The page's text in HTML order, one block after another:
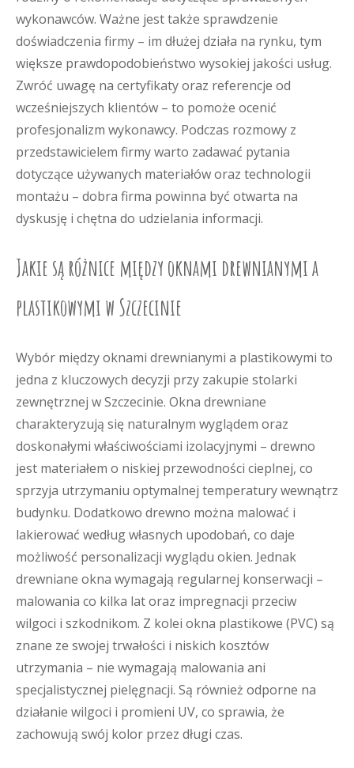
wykonawców. Ważne jest także sprawdzenie
doświadczenia firmy – im dłużej działa na rynku, tym
większe prawdopodobieństwo wysokiej jakości usług.
Zwróć uwagę na certyfikaty oraz referencje od
wcześniejszych klientów – to pomoże ocenić
profesjonalizm wykonawcy. Podczas rozmowy z
przedstawicielem firmy warto zadawać pytania
dotyczące używanych materiałów oraz technologii
montażu – dobra firma powinna być otwarta na
dyskusję i chętna do udzielania informacji.
Jakie są różnice między oknami drewnianymi a
plastikowymi w Szczecinie
Wybór między oknami drewnianymi a plastikowymi to
jedna z kluczowych decyzji przy zakupie stolarki
zewnętrznej w Szczecinie. Okna drewniane
charakteryzują się naturalnym wyglądem oraz
doskonałymi właściwościami izolacyjnymi – drewno
jest materiałem o niskiej przewodności cieplnej, co
sprzyja utrzymaniu optymalnej temperatury wewnątrz
budynku. Dodatkowo drewno można malować i
lakierować według własnych upodobań, co daje
możliwość personalizacji wyglądu okien. Jednak
drewniane okna wymagają regularnej konserwacji –
malowania co kilka lat oraz impregnacji przeciw
wilgoci i szkodnikom. Z kolei okna plastikowe (PVC) są
znane ze swojej trwałości i niskich kosztów
utrzymania – nie wymagają malowania ani
specjalistycznej pielęgnacji. Są również odporne na
działanie wilgoci i promieni UV, co sprawia, że
zachowują swój kolor przez długi czas.